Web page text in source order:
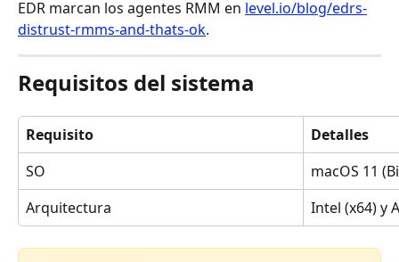
EDR marcan los agentes RMM en level.io/blog/edrs-
distrust-rmms-and-thats-ok.
Requisitos del sistema
Requisito
Detalles
SO
macOS 11
Arquitectura
Intel (x64) y